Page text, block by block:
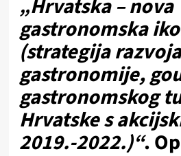
„Hrvatska – nova
gastronomska
(strategija razvoja
gastronomije,
gastronomskog
Hrvatske s
2019.-2022.)“.